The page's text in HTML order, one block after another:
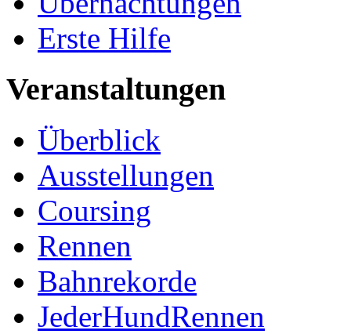
Erste Hilfe
Veranstaltungen
Überblick
Ausstellungen
Coursing
Rennen
Bahnrekorde
JederHundRennen